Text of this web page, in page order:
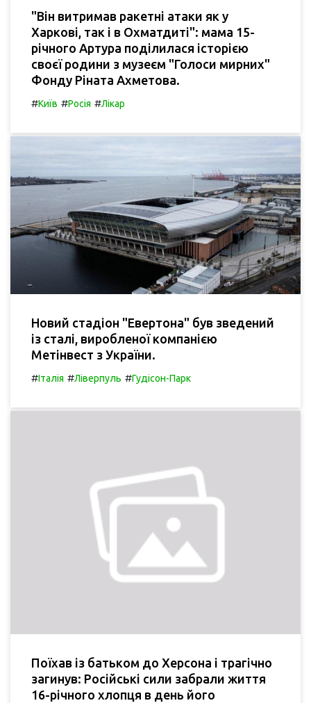
"Він витримав ракетні атаки як у
Харкові, так і в Охматдиті": мама 15-
річного Артура поділилася історією
своєї родини з музеєм "Голоси мирних"
Фонду Ріната Ахметова.
#Київ #Росія #Лікар
Новий стадіон "Евертона" був зведений
із сталі, виробленої компанією
Метінвест з України.
#Італія #Ліверпуль #Гудісон-Парк
Поїхав із батьком до Херсона і трагічно
загинув: Російські сили забрали життя
16-річного хлопця в день його